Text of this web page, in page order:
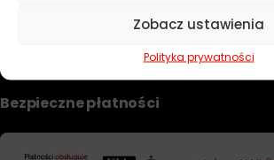
Zobacz ustawienia
Polityka prywatności
Formularz zwrotu i reklamacji
Bezpieczne płatności